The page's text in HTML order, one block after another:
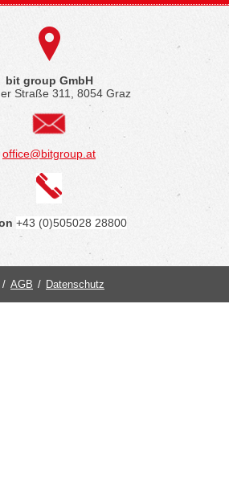
bit group GmbH
Straße 311, 8054 Graz
office@bitgroup.at
+43 (0)505028 28800
/ AGB / Datenschutz